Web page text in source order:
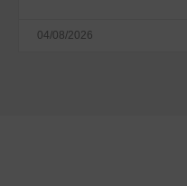
04/08/2026